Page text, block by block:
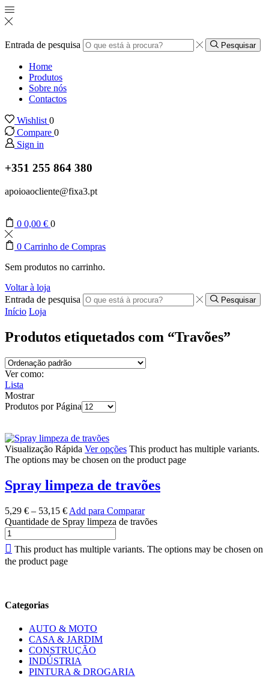
Entrada de pesquisa Pesquisar
Home
Produtos
Sobre nós
Contactos
Wishlist 0
Compare 0
Sign in
+351 255 864 380
apoioaocliente@fixa3.pt
0 0,00 € 0
0 Carrinho de Compras
Sem produtos no carrinho.
Voltar à loja
Entrada de pesquisa
Pesquisar
Início Loja
Produtos etiquetados com “Travões”
Ver como:
Lista
Mostrar
Produtos por Página
Visualização Rápida Ver opções This product has multiple variants.
The options may be chosen on the product page
Spray limpeza de travões
5,29 € – 53,15 € Add para Comparar
Quantidade de Spray limpeza de travões
This product has multiple variants. The options may be chosen on
the product page
Categorias
AUTO & MOTO
CASA & JARDIM
CONSTRUÇÃO
INDÚSTRIA
PINTURA & DROGARIA